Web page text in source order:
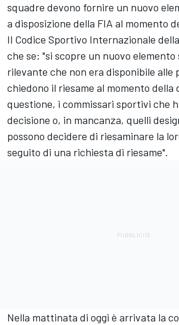
squadre devono fornire un nuovo
a disposizione della FIA al momento
Il Codice Sportivo Internazionale
che se: "si scopre un nuovo
rilevante che non era disponibile alle
chiedono il riesame al momento della
questione, i commissari sportivi che
decisione o, in mancanza, quelli
possono decidere di riesaminare la
seguito di una richiesta di riesame".
Nella mattinata di oggi è arrivata la